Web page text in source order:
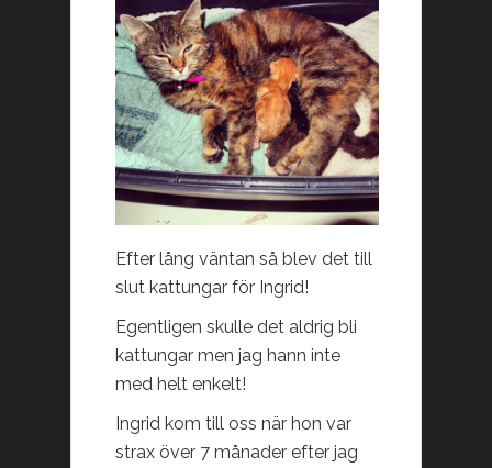
Efter lång väntan så blev det till
slut kattungar för Ingrid!
Egentligen skulle det aldrig bli
kattungar men jag hann inte
med helt enkelt!
Ingrid kom till oss när hon var
strax över 7 månader efter jag